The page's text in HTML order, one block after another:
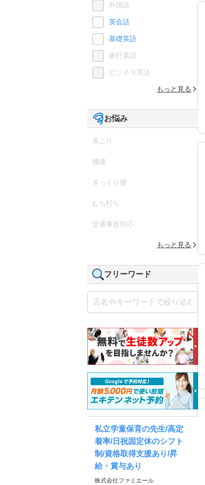
外国語
英会話
基礎英語
旅行英語
ビジネス英語
もっと見る
お悩み
肩こり
腰痛
ぎっくり腰
むち打ち
交通事故対応
もっと見る
フリーワード
私立学童保育の先生/高定
着率/日祝固定休のシフト
制/資格取得支援あり/昇
給・賞与あり
株式会社ファミエール